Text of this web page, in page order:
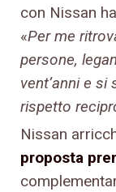
con Nissan
«Per me
persone,
vent’anni e
rispetto
Nissan
proposta